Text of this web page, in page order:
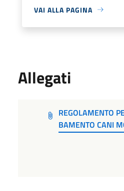
VAI ALLA PAGINA
Allegati
REGOLAMENTO
BAMENTO CANI